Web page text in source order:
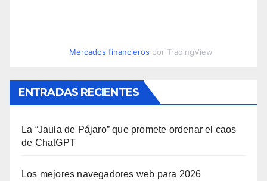
Mercados financieros por TradingView
ENTRADAS RECIENTES
La “Jaula de Pájaro” que promete ordenar el caos
de ChatGPT
Los mejores navegadores web para 2026